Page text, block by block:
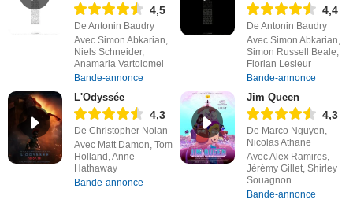
4,5
De Antonin Baudry
Avec Simon Abkarian,
Niels Schneider,
Anamaria Vartolomei
Bande-annonce
4,4
De Antonin Baudry
Avec Simon Abkarian,
Simon Russell Beale,
Florian Lesieur
Bande-annonce
L'Odyssée
4,3
De Christopher Nolan
Avec Matt Damon, Tom
Holland, Anne
Hathaway
Bande-annonce
Jim Queen
4,3
De Marco Nguyen,
Nicolas Athane
Avec Alex Ramires,
Jérémy Gillet, Shirley
Souagnon
Bande-annonce